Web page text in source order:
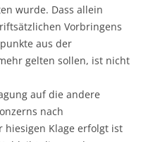
wurde. Dass allein
Vorbringens
aus der
gelten sollen, ist nicht
auf die andere
nach
hiesigen Klage erfolgt ist